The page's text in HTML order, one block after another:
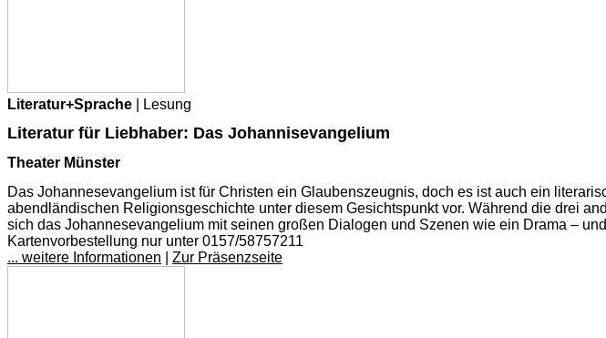
Literatur+Sprache | Lesung
Literatur für Liebhaber: Das Johannisevangelium
Theater Münster
Das Johannesevangelium ist für Christen ein Glaubenszeugnis, doch es ist auch ein
abendländischen Religionsgeschichte unter diesem Gesichtspunkt vor. Während die drei
sich das Johannesevangelium mit seinen großen Dialogen und Szenen wie ein Drama –
Kartenvorbestellung nur unter 0157/58757211
... weitere Informationen
Zur Präsenzseite